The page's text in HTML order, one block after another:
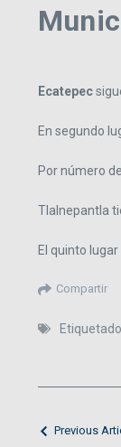
Ecatepec
En segundo
Por número
Tlalnepantla
El quinto
Compartir
Previous